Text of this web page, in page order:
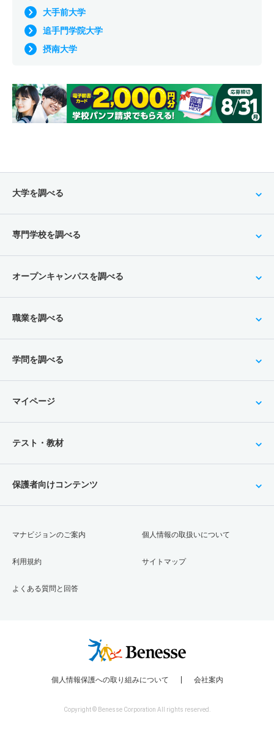
大手前大学
追手門学院大学
摂南大学
大学を調べる
専門学校を調べる
オープンキャンパスを調べる
職業を調べる
学問を調べる
マイページ
テスト・教材
保護者向けコンテンツ
マナビジョンのご案内
利用規約
よくある質問と回答
個人情報の取扱いについて
サイトマップ
個人情報保護への取り組みについて 会社案内
Copyright © Benesse Corporation All rights reserved.